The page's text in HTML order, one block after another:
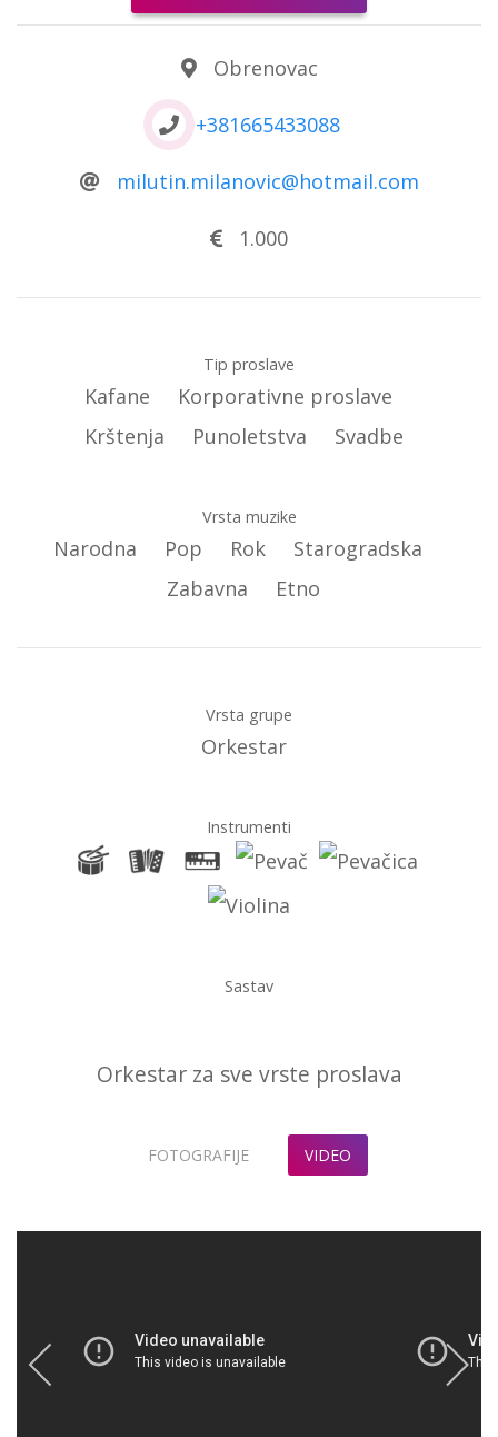
Obrenovac
+381665433088
milutin.milanovic@hotmail.com
1.000
Tip proslave
Kafane
Korporativne proslave
Krštenja
Punoletstva Svadbe
Vrsta muzike
Narodna Pop Rok
Starogradska
Zabavna
Etno
Vrsta grupe
Orkestar
Instrumenti
Sastav
Orkestar za sve vrste proslava
FOTOGRAFIJE VIDEO